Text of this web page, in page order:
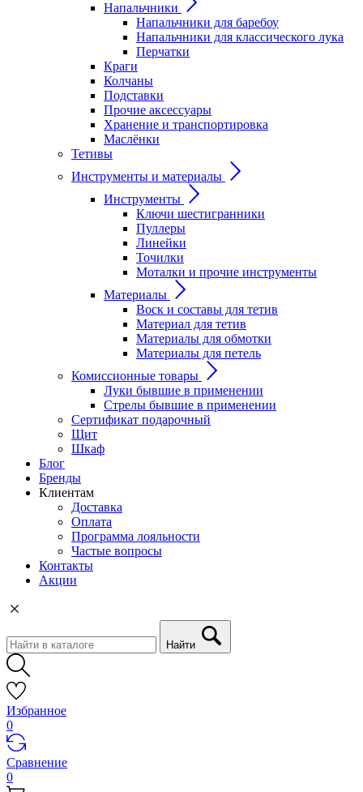
Напальчники
Напальчники для баребоу
Напальчники для классического лука
Перчатки
Краги
Колчаны
Подставки
Прочие аксессуары
Хранение и транспортировка
Маслёнки
Тетивы
Инструменты и материалы
Инструменты
Ключи шестигранники
Пуллеры
Линейки
Точилки
Моталки и прочие инструменты
Материалы
Воск и составы для тетив
Материал для тетив
Материалы для обмотки
Материалы для петель
Комиссионные товары
Луки бывшие в применении
Стрелы бывшие в применении
Сертификат подарочный
Щит
Шкаф
Блог
Бренды
Клиентам
Доставка
Оплата
Программа лояльности
Частые вопросы
Контакты
Акции
Найти
Избранное
0
Сравнение
0